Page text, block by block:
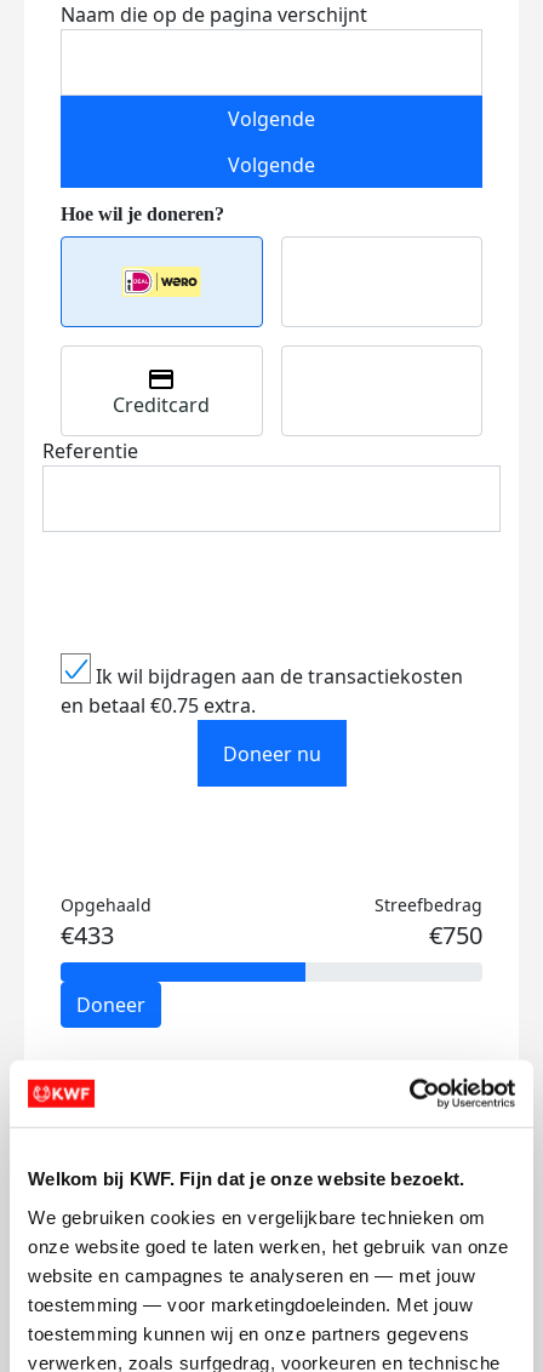
Welkom bij KWF. Fijn dat je onze website bezoekt.
We gebruiken cookies en vergelijkbare technieken om
onze website goed te laten werken, het gebruik van onze
website en campagnes te analyseren en — met jouw
toestemming — voor marketingdoeleinden. Met jouw
toestemming kunnen wij en onze partners gegevens
verwerken, zoals surfgedrag, voorkeuren en technische
Naam die op de pagina verschijnt
Volgende
Volgende
Creditcard
Referentie
Ik wil bijdragen aan de transactiekosten
en betaal €0.75 extra.
Doneer nu
Opgehaald
€433
Streefbedrag
€750
Doneer